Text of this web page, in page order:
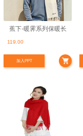
蕉下-暖霁系列保暖长
119.00
加入PPT